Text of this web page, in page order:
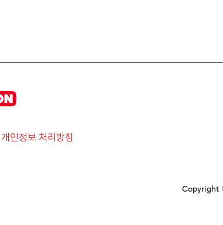
개인정보 처리방침
Copyright